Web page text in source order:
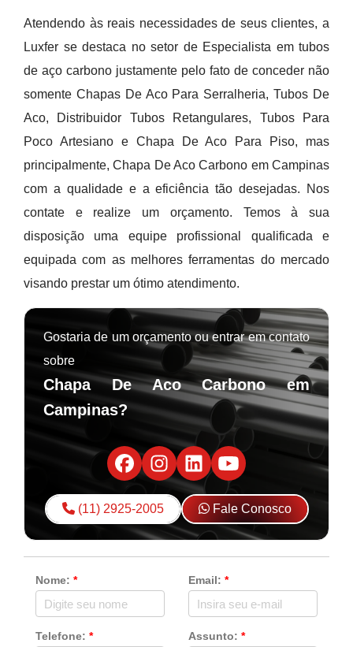
Atendendo às reais necessidades de seus clientes, a
Luxfer se destaca no setor de Especialista em tubos
de aço carbono justamente pelo fato de conceder não
somente Chapas De Aco Para Serralheria, Tubos De
Aco, Distribuidor Tubos Retangulares, Tubos Para
Poco Artesiano e Chapa De Aco Para Piso, mas
principalmente, Chapa De Aco Carbono em Campinas
com a qualidade e a eficiência tão desejadas. Nos
contate e realize um orçamento. Temos à sua
disposição uma equipe profissional qualificada e
equipada com as melhores ferramentas do mercado
visando prestar um ótimo atendimento.
Gostaria de um orçamento ou entrar em contato
sobre
Chapa De Aco Carbono em
Campinas?
(11) 2925-2005 Fale Conosco
Nome: * Email: *
Telefone: * Assunto: *